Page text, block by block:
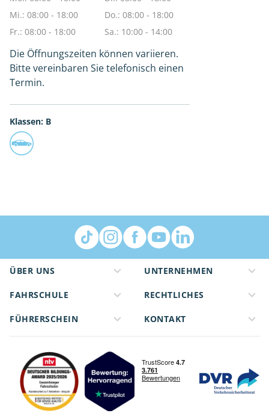
Mi.: 08:00 - 18:00
Do.: 08:00 - 18:00
Fr.: 08:00 - 18:00
Sa.: 10:00 - 14:00
Die Öffnungszeiten können variieren.
Bitte vereinbaren Sie telefonisch einen
Termin.
Klassen: B
ÜBER UNS
FAHRSCHULE
FÜHRERSCHEIN
UNTERNEHMEN
RECHTLICHES
KONTAKT